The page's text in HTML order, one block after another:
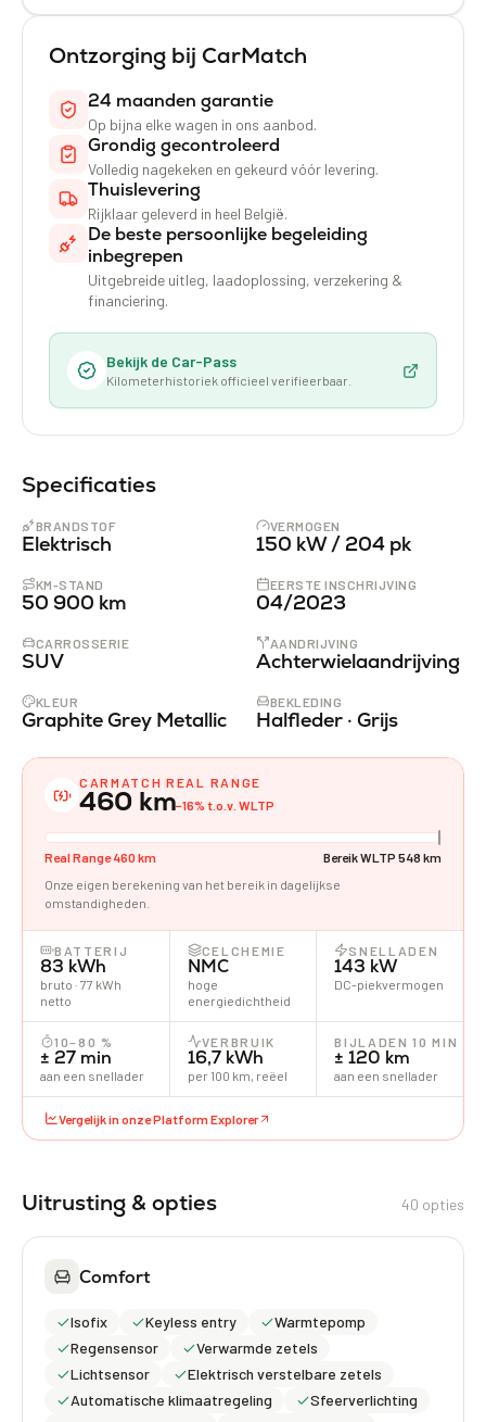
Specificaties
BRANDSTOF
Elektrisch
VERMOGEN
150 kW / 204 pk
KM-STAND
50 900 km
EERSTE INSCHRIJVING
04/2023
CARROSSERIE
SUV
AANDRIJVING
Achterwielaandrijving
KLEUR
Graphite Grey Metallic
BEKLEDING
Halfleder · Grijs
CARMATCH REAL RANGE
460 km−16% t.o.v. WLTP
Real Range 460 km
Bereik WLTP 548 km
Onze eigen berekening van het bereik in dagelijkse
omstandigheden.
BATTERIJ
83 kWh
bruto · 77 kWh
netto
CELCHEMIE
NMC
hoge
energiedichtheid
SNELLADEN
143 kW
DC-piekvermogen
10–80 %
± 27 min
aan een snellader
VERBRUIK
16,7 kWh
per 100 km, reëel
BIJLADEN 10 MIN
± 120 km
aan een snellader
Vergelijk in onze Platform Explorer
Uitrusting & opties 40 opties
Comfort
Isofix Keyless entry
Warmtepomp
Regensensor
Verwarmde zetels
Lichtsensor
Elektrisch verstelbare zetels
Automatische klimaatregeling
Sfeerverlichting
Ontzorging bij CarMatch
24 maanden garantie
Op bijna elke wagen in ons aanbod.
Grondig gecontroleerd
Volledig nagekeken en gekeurd vóór levering.
Thuislevering
Rijklaar geleverd in heel België.
De beste persoonlijke begeleiding
inbegrepen
Uitgebreide uitleg, laadoplossing, verzekering &
financiering.
Bekijk de Car-Pass
Kilometerhistoriek officieel verifieerbaar.